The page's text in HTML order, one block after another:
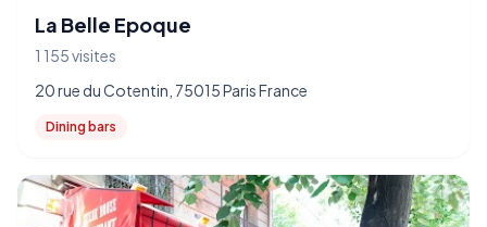
La Belle Epoque
1 155 visites
20 rue du Cotentin, 75015 Paris France
Dining bars